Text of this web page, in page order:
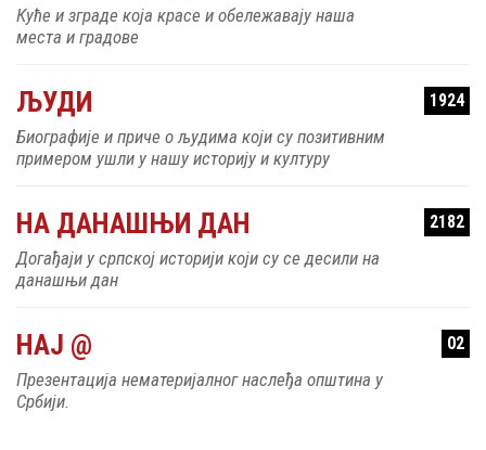
Куће и зграде која красе и обележавају наша
места и градове
ЉУДИ 1924
Биографије и приче о људима који су позитивним
примером ушли у нашу историју и културу
НА ДАНАШЊИ ДАН 2182
Догађаји у српској историји који су се десили на
данашњи дан
НАЈ @ 02
Презентација нематеријалног наслеђа општина у
Србији.